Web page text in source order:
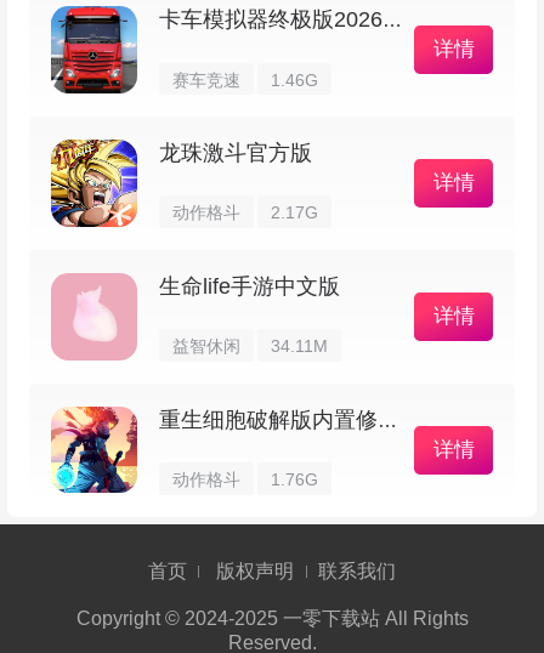
度，难度设定做得贴心，人人都能找到合适的节
奏。
残党或者想解放双手的时候很方便，一键收集奖励
也省心。
在一起LIVE模式可以和其他玩家同台演出，完
成FEVER或SUPER FEVER时间会有额外掉落道
具，氛围感很棒，合台的感觉像是在和一群朋友一
【人气VOCALOID曲库】
收录了VOCALOID的代表曲目，也请了不少
VOCALOID Producer出新歌，曲目阵容能让歌迷
看着就激动。
卡车模拟器终极版2026最新版
赛车竞速 1.46G
详情
龙珠激斗官方版
动作格斗 2.17G
详情
生命life手游中文版
益智休闲 34.11M
详情
重生细胞破解版内置修改器
动作格斗 1.76G
详情
首页 版权声明 联系我们
Copyright © 2024-2025 一零下载站 All Rights
Reserved.